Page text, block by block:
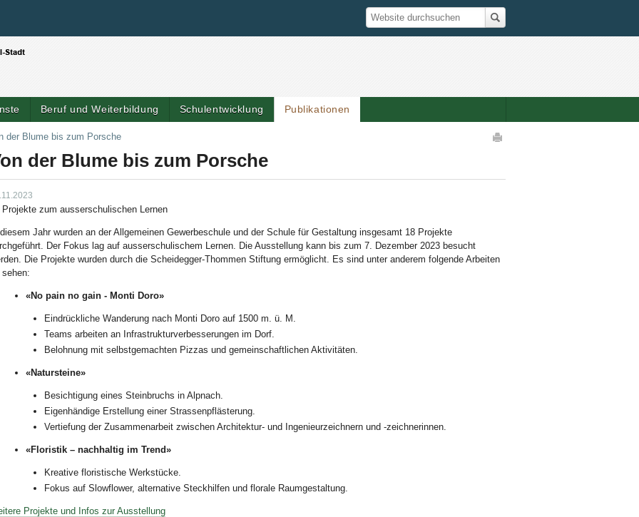
Suche
Website durchsuchen
Beruf und Weiterbildung Schulentwicklung Publikationen
der Blume bis zum Porsche
der Blume bis zum Porsche
Projekte zum ausserschulischen Lernen
Jahr wurden an der Allgemeinen Gewerbeschule und der Schule für Gestaltung insgesamt 18 Projekte
Der Fokus lag auf ausserschulischem Lernen. Die Ausstellung kann bis zum 7. Dezember 2023 besucht
Die Projekte wurden durch die Scheidegger-Thommen Stiftung ermöglicht. Es sind unter anderem folgende Arbeiten
«No pain no gain - Monti Doro»
Eindrückliche Wanderung nach Monti Doro auf 1500 m. ü. M.
Teams arbeiten an Infrastrukturverbesserungen im Dorf.
Belohnung mit selbstgemachten Pizzas und gemeinschaftlichen Aktivitäten.
«Natursteine»
Besichtigung eines Steinbruchs in Alpnach.
Eigenhändige Erstellung einer Strassenpflästerung.
Vertiefung der Zusammenarbeit zwischen Architektur- und Ingenieurzeichnern und -zeichnerinnen.
«Floristik – nachhaltig im Trend»
Kreative floristische Werkstücke.
Fokus auf Slowflower, alternative Steckhilfen und florale Raumgestaltung.
Projekte und Infos zur Ausstellung